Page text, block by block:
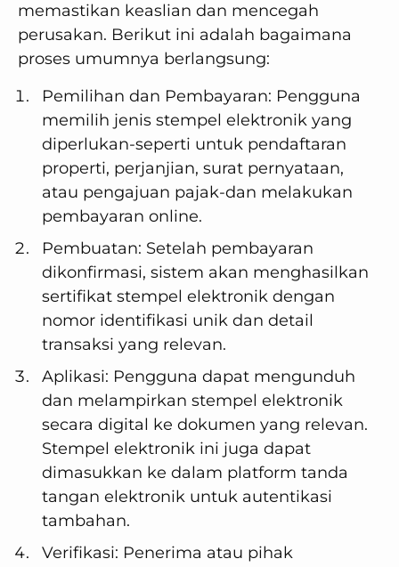
memastikan keaslian dan mencegah
perusakan. Berikut ini adalah bagaimana
proses umumnya berlangsung:
Pemilihan dan Pembayaran: Pengguna
memilih jenis stempel elektronik yang
diperlukan-seperti untuk pendaftaran
properti, perjanjian, surat pernyataan,
atau pengajuan pajak-dan melakukan
pembayaran online.
Pembuatan: Setelah pembayaran
dikonfirmasi, sistem akan menghasilkan
sertifikat stempel elektronik dengan
nomor identifikasi unik dan detail
transaksi yang relevan.
Aplikasi: Pengguna dapat mengunduh
dan melampirkan stempel elektronik
secara digital ke dokumen yang relevan.
Stempel elektronik ini juga dapat
dimasukkan ke dalam platform tanda
tangan elektronik untuk autentikasi
tambahan.
Verifikasi: Penerima atau pihak